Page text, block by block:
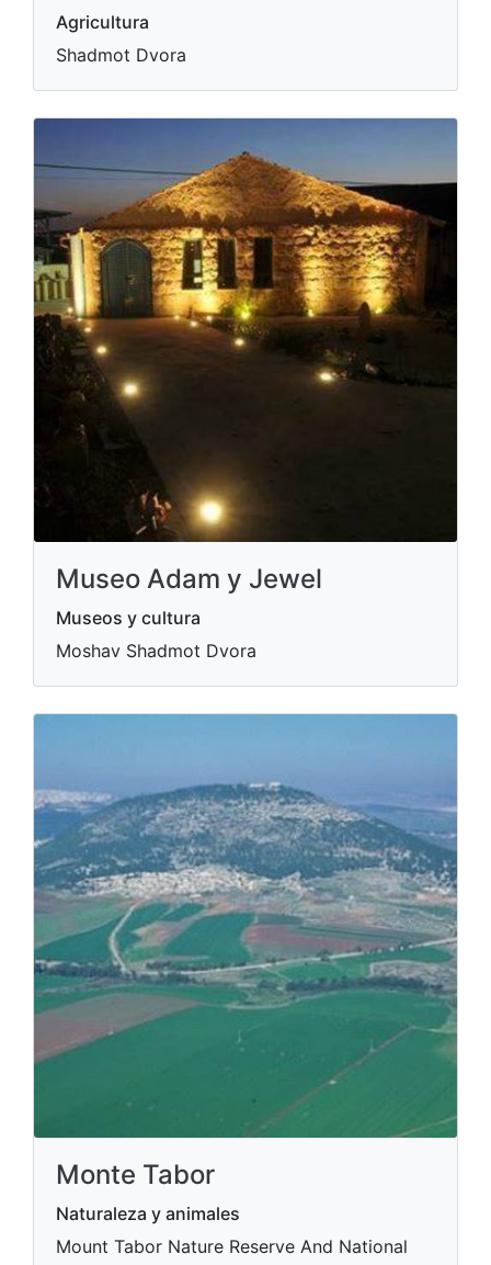
Agricultura
Shadmot Dvora
Museo Adam y Jewel
Museos y cultura
Moshav Shadmot Dvora
Monte Tabor
Naturaleza y animales
Mount Tabor Nature Reserve And National